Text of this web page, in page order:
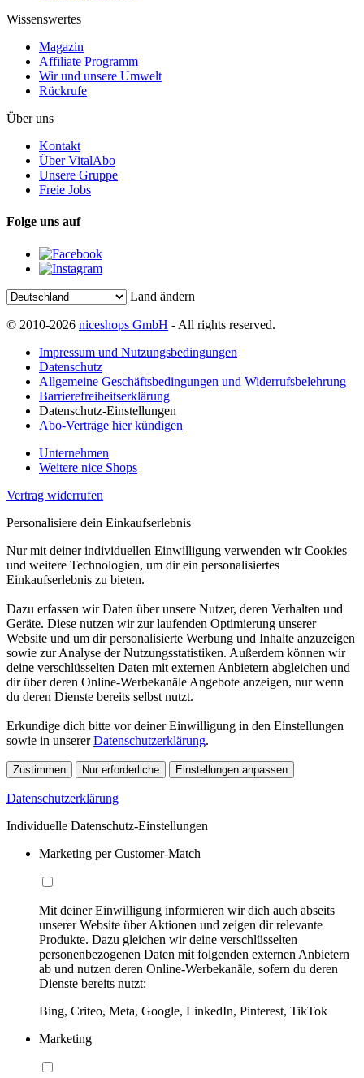
Wissenswertes
Magazin
Affiliate Programm
Wir und unsere Umwelt
Rückrufe
Über uns
Kontakt
Über VitalAbo
Unsere Gruppe
Freie Jobs
Folge uns auf
Land ändern
© 2010-2026 niceshops GmbH - All rights reserved.
Impressum und Nutzungsbedingungen
Datenschutz
Allgemeine Geschäftsbedingungen und Widerrufsbelehrung
Barrierefreiheitserklärung
Datenschutz-Einstellungen
Abo-Verträge hier kündigen
Unternehmen
Weitere nice Shops
Vertrag widerrufen
Personalisiere dein Einkaufserlebnis
Nur mit deiner individuellen Einwilligung verwenden wir Cookies
und weitere Technologien, um dir ein personalisiertes
Einkaufserlebnis zu bieten.
Dazu erfassen wir Daten über unsere Nutzer, deren Verhalten und
Geräte. Diese nutzen wir zur laufenden Optimierung unserer
Website und um dir personalisierte Werbung und Inhalte anzuzeigen
sowie zur Analyse der Nutzungsstatistiken. Außerdem können wir
deine verschlüsselten Daten mit externen Anbietern abgleichen und
dir über deren Online-Werbekanäle Angebote anzeigen, nur wenn
du deren Dienste bereits selbst nutzt.
Erkundige dich bitte vor deiner Einwilligung in den Einstellungen
sowie in unsererDatenschutzerklärung.
Zustimmen Nur erforderliche Einstellungen anpassen
Datenschutzerklärung
Individuelle Datenschutz-Einstellungen
Marketing per Customer-Match
Mit deiner Einwilligung informieren wir dich auch abseits
unserer Website über Aktionen und zeigen dir relevante
Produkte. Dazu gleichen wir deine verschlüsselten
personenbezogenen Daten mit folgenden externen Anbietern
ab und nutzen deren Online-Werbekanäle, sofern du deren
Dienste bereits nutzt:
Bing, Criteo, Meta, Google, LinkedIn, Pinterest, TikTok
Marketing